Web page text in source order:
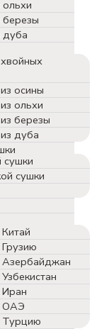
дуба
осины
ольхи
березы
дуба
сушки
сушки
Азербайджан
Иран
ОАЭ
Турцию